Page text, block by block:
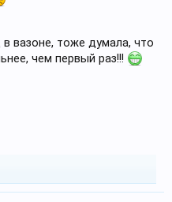
вазоне, тоже думала, что
чем первый раз!!!